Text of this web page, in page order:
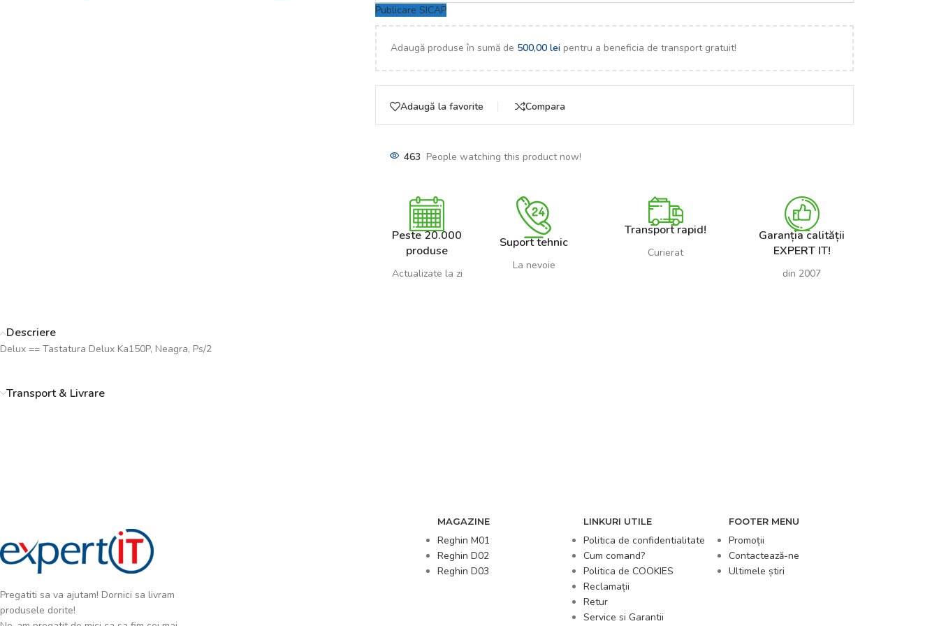
Publicare SICAP
Adaugă produse în sumă de 500,00 leipentru a beneficia de transport gratuit!
Adaugă la favorite Compara
463 People watching this product now!
Peste 20.000
produse
Actualizate la zi
Suport tehnic
La nevoie
Transport rapid!
Curierat
Garanția calității
EXPERT IT!
din 2007
Descriere
Delux == Tastatura Delux Ka150P, Neagra, Ps/2
Transport & Livrare
Pregatiti sa va ajutam! Dornici sa livram
produsele dorite!
MAGAZINE
Reghin M01
Reghin D02
Reghin D03
LINKURI UTILE
Politica de confidentialitate
Cum comand?
Politica de COOKIES
Reclamații
Retur
Service si Garantii
FOOTER MENU
Promoții
Contactează-ne
Ultimele știri